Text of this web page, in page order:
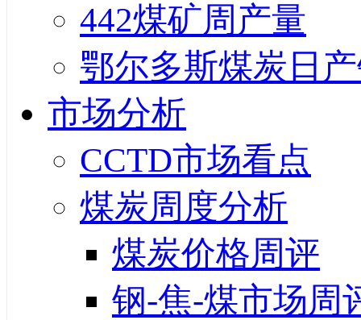
442煤矿周产量
鄂尔多斯煤炭日
市场分析
CCTD市场看点
煤炭周度分析
煤炭价格周评
钢-焦-煤市场周